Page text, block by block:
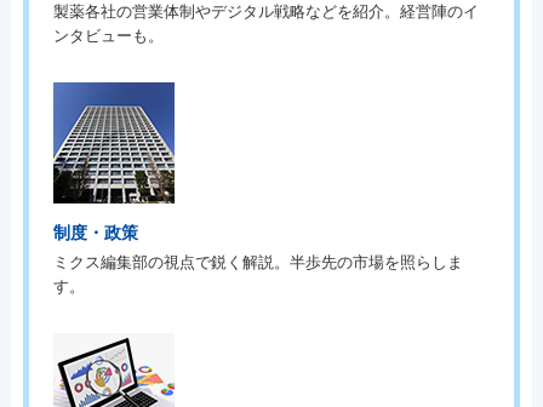
製薬各社の営業体制やデジタル戦略などを紹介。経営陣のイ
ンタビューも。
制度・政策
ミクス編集部の視点で鋭く解説。半歩先の市場を照らしま
す。